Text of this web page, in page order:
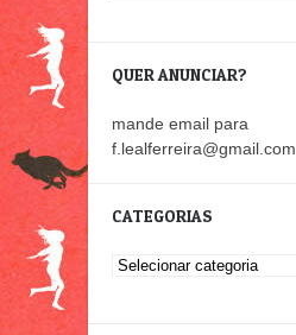
QUER ANUNCIAR?
mande email para
f.lealferreira@gmail.com
CATEGORIAS
Categorias